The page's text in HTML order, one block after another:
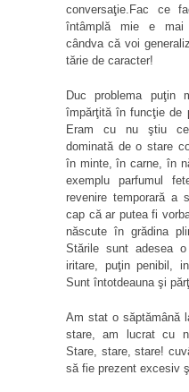
conversaţie.Fac ce
întâmplă mie e mai
cândva că voi
tărie de caracter!
Duc problema puţin
împărţită în funcţie de
Eram cu nu ştiu
dominată de o stare
în minte, în carne, în
exemplu parfumul
revenire temporară a
cap că ar putea fi
născute în grădina
Stările sunt adesea
iritare, puţin penibil,
Sunt întotdeauna şi
Am stat o săptămână
stare, am lucrat cu
Stare, stare, stare!
să fie prezent excesiv